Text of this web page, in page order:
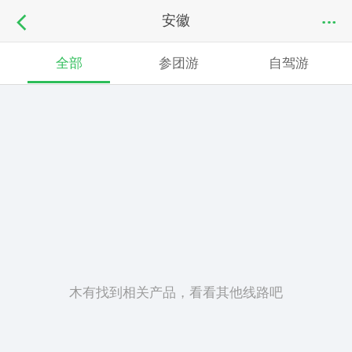
安徽
全部 参团游 自驾游
木有找到相关产品，看看其他线路吧